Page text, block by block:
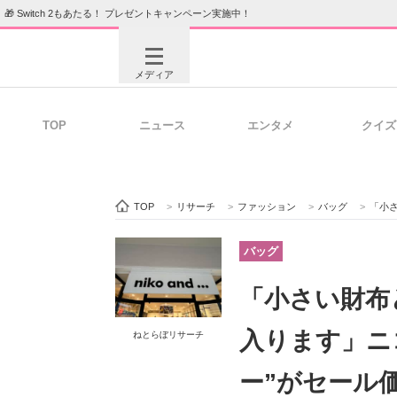
🎁 Switch 2もあたる！ プレゼントキャンペーン実施中！
メディア
ビジネスと働き方のヒント
ITエンジニア向け専門サイト
TOP ニュース エンタメ クイズ
TOP > リサーチ > ファッション > バッグ > 「小さい
ねとらぼリサーチ
バッグ
「小さい財
入ります」
ー”がセール